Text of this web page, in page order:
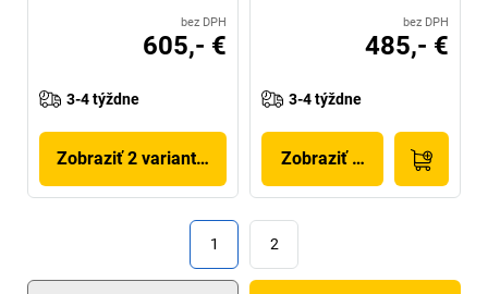
bez DPH
605,- €
3-4 týždne
Zobraziť 2 variantov
bez DPH
485,- €
3-4 týždne
Zobraziť produkt
1 2